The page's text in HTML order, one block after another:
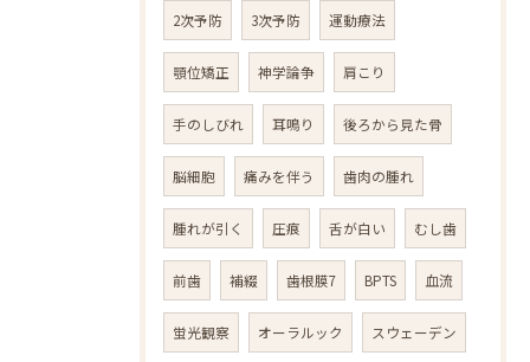
2次予防 3次予防 運動療法
顎位矯正 神学論争 肩こり
手のしびれ 耳鳴り 後ろから見た骨
脳細胞 痛みを伴う 歯肉の腫れ
腫れが引く 圧痕 舌が白い むし歯
前歯 補綴 歯根膜7 BPTS 血流
蛍光観察 オーラルック スウェーデン